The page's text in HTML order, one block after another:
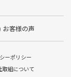
お客様の声
ーポリシー
取組について